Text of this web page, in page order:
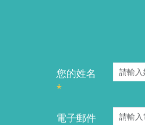
您的姓名
*
電子郵件